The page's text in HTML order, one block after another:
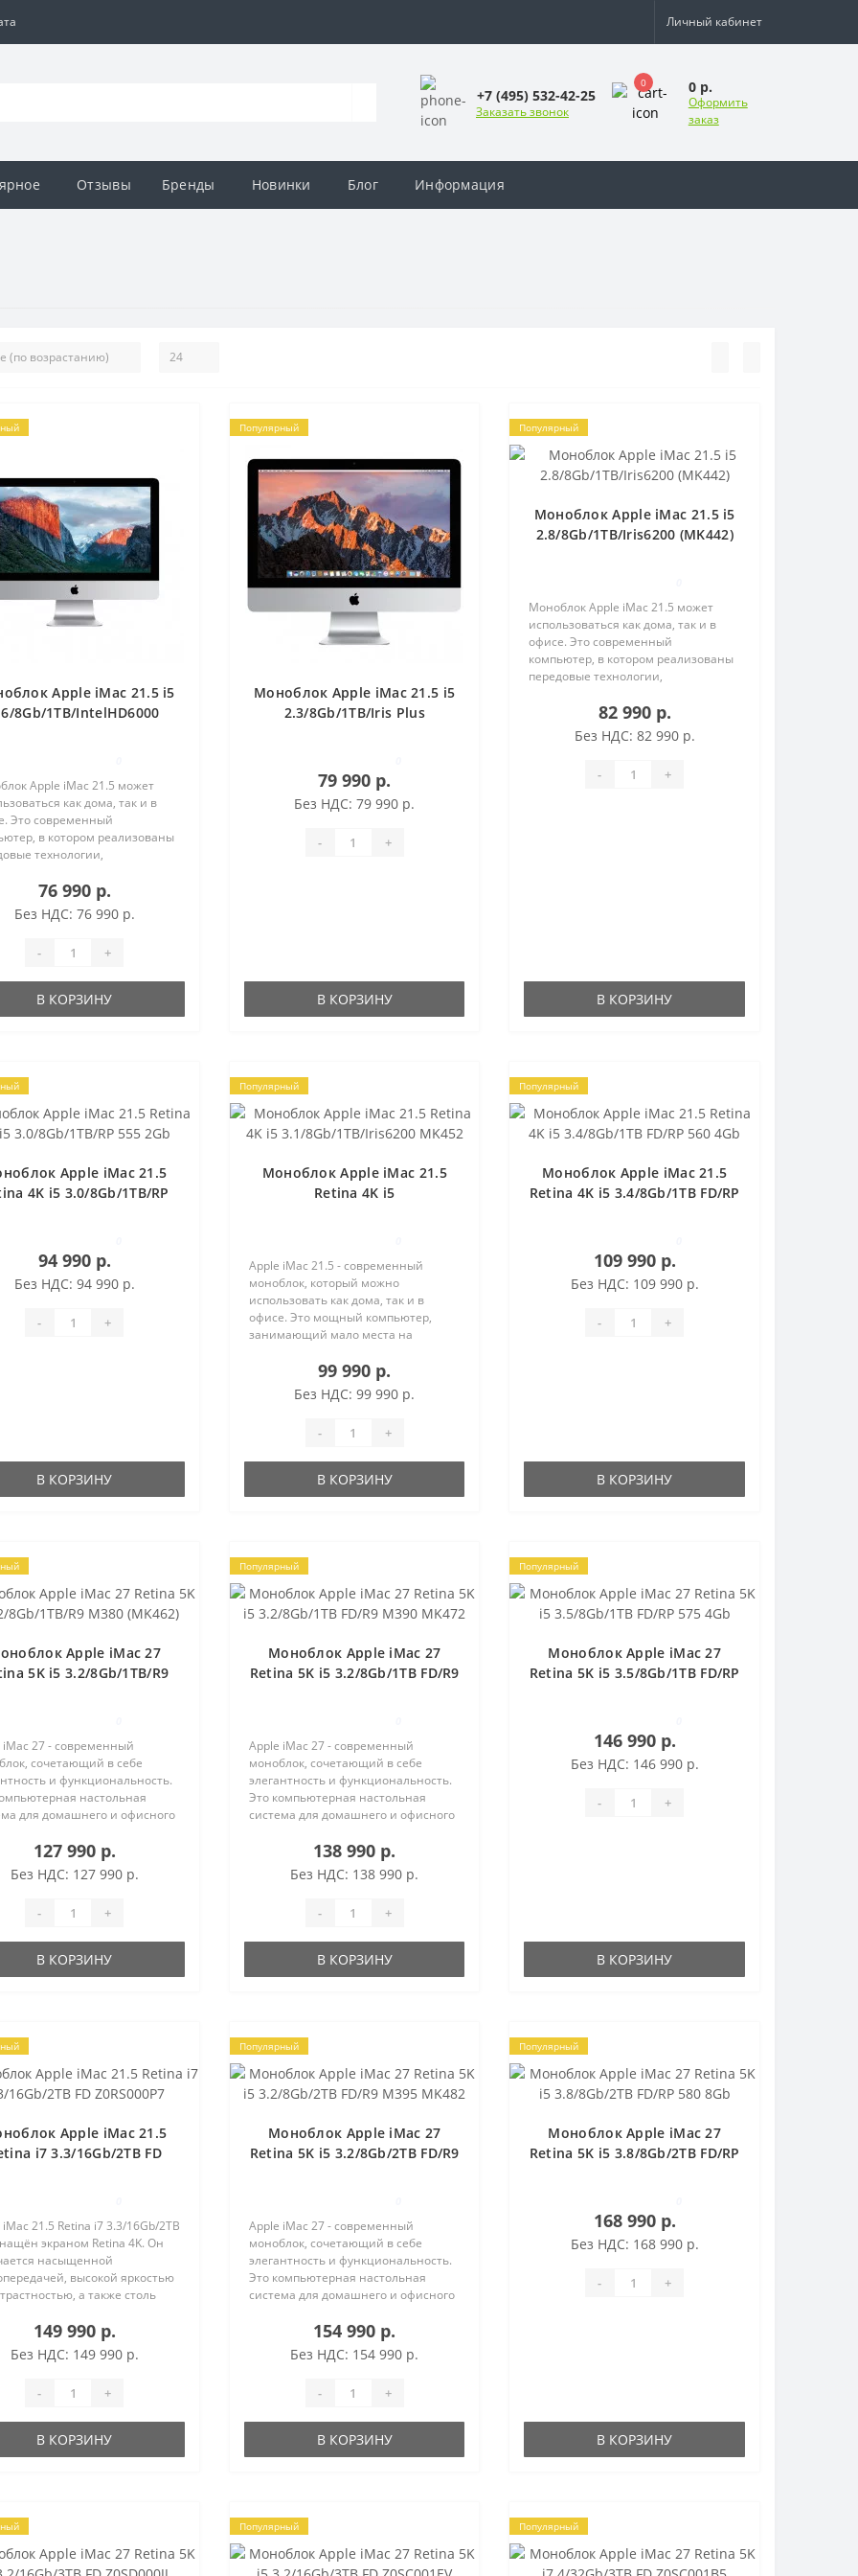
Личный кабинет
+7 (495) 532-42-25
Заказать звонок
0 0 р.
Оформить
заказ
Отзывы Бренды Новинки Блог Информация
Apple iMac 21.5 i5
8Gb/1TB/IntelHD6000
Apple iMac 21.5 может
как дома, так и в
Это современный
в котором реализованы
технологии,
профессиональные
РЕАЛИСТИЧНОЕ
Яркий, чётк..
76 990 р.
Без НДС: 76 990 р.
- +
В КОРЗИНУ
Популярный
Моноблок Apple iMac 21.5 i5
2.3/8Gb/1TB/Iris Plus
79 990 р.
Без НДС: 79 990 р.
- +
В КОРЗИНУ
Популярный
Моноблок Apple iMac 21.5 i5
2.8/8Gb/1TB/Iris6200 (MK442)
Моноблок Apple iMac 21.5 может
использоваться как дома, так и в
офисе. Это современный
компьютер, в котором реализованы
передовые технологии,
и решать профессиональные
задачи. РЕАЛИСТИЧНОЕ
ИЗОБРАЖЕНИЕ Яркий, чётк..
82 990 р.
Без НДС: 82 990 р.
- +
В КОРЗИНУ
Apple iMac 21.5
4K i5 3.0/8Gb/1TB/RP
94 990 р.
Без НДС: 94 990 р.
- +
В КОРЗИНУ
Популярный
Моноблок Apple iMac 21.5
Retina 4K i5
Apple iMac 21.5 - современный
моноблок, который можно
использовать как дома, так и в
офисе. Это мощный компьютер,
занимающий мало места на
вписывающийся в домашний либо
офисный интерьер. ДИСПЛЕЙ Retina
4K Моноблок оснащён 2..
99 990 р.
Без НДС: 99 990 р.
- +
В КОРЗИНУ
Популярный
Моноблок Apple iMac 21.5
Retina 4K i5 3.4/8Gb/1TB FD/RP
109 990 р.
Без НДС: 109 990 р.
- +
В КОРЗИНУ
Apple iMac 27
5K i5 3.2/8Gb/1TB/R9
iMac 27 - современный
сочетающий в себе
и функциональность.
настольная
для домашнего и офисного
на большой экран,
не занимает много места
127 990 р.
Без НДС: 127 990 р.
- +
В КОРЗИНУ
Популярный
Моноблок Apple iMac 27
Retina 5K i5 3.2/8Gb/1TB FD/R9
Apple iMac 27 - современный
моноблок, сочетающий в себе
элегантность и функциональность.
Это компьютерная настольная
система для домашнего и офисного
Несмотря на большой экран,
моноблок не занимает много места
138 990 р.
Без НДС: 138 990 р.
- +
В КОРЗИНУ
Популярный
Моноблок Apple iMac 27
Retina 5K i5 3.5/8Gb/1TB FD/RP
146 990 р.
Без НДС: 146 990 р.
- +
В КОРЗИНУ
Apple iMac 21.5
i7 3.3/16Gb/2TB FD
21.5 Retina i7 3.3/16Gb/2TB
экраном Retina 4K. Он
насыщенной
высокой яркостью
а также столь
не способен различить на
точки. ОТ..
149 990 р.
Без НДС: 149 990 р.
- +
В КОРЗИНУ
Популярный
Моноблок Apple iMac 27
Retina 5K i5 3.2/8Gb/2TB FD/R9
Apple iMac 27 - современный
моноблок, сочетающий в себе
элегантность и функциональность.
Это компьютерная настольная
система для домашнего и офисного
Несмотря на большой экран,
моноблок не занимает много места
154 990 р.
Без НДС: 154 990 р.
- +
В КОРЗИНУ
Популярный
Моноблок Apple iMac 27
Retina 5K i5 3.8/8Gb/2TB FD/RP
168 990 р.
Без НДС: 168 990 р.
- +
В КОРЗИНУ
Популярный Популярный